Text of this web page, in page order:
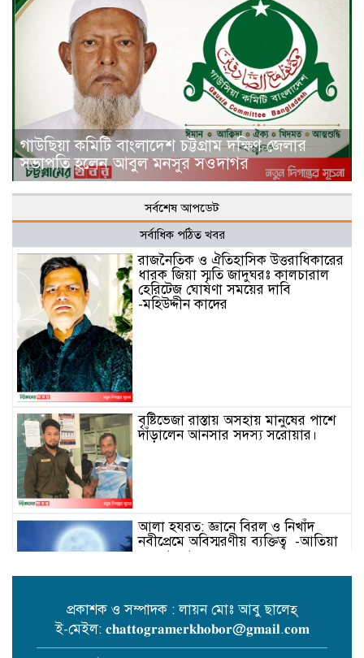
গাউছিয়া কমিটি বাংলাদেশ চট্টগ্রাম দক্ষিণ জেলার
সভাপতি হলেন আবুল মনসুর সওদাগর
সর্বশেষ আপডেট
সর্বাধিক পঠিত খবর
রাজনৈতিক ও ঐতিহাসিক উত্তরাধিকারের
ধারক জিয়া স্মৃতি জাদুঘরঃ কালচারাল
হেরিটেজ ঘোষণা সময়ের দাবি
-মহিউদ্দীন কাদের
বৃষ্টিভেজা রাস্তায় অসহায় মানুষের পাশে
দাঁড়ালেন আনসার সদস্য সরোয়ার।
আলা হযরত: জ্ঞানে বিরল ও নিখাঁদ
নবীপ্রেমে অবিস্মরণীয় ব্যক্তিত্ব -আতিয়া
নুর আফরা
প্রকাশক ও সম্পাদক : লায়ন মোঃ আবু ছালেহ্
ই-মেইল: 𝐜𝐡𝐚𝐭𝐭𝐨𝐠𝐫𝐚𝐦𝐞𝐫𝐤𝐡𝐨𝐛𝐨𝐫@𝐠𝐦𝐚𝐢𝐥.𝐜𝐨𝐦